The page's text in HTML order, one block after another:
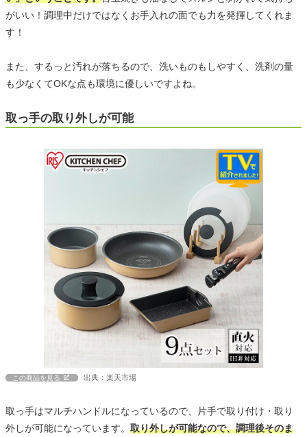
がいい！調理中だけではなくお手入れの面でも力を発揮してくれま
す！
また、するっと汚れが落ちるので、洗いものもしやすく、洗剤の量
も少なくてOKな点も環境に優しいですよね。
取っ手の取り外しが可能
この商品を見る 出典：楽天市場
取っ手はマルチハンドルになっているので、片手で取り付け・取り
外しが可能になっています。 取り外しが可能なので、調理後そのま